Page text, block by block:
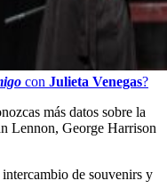
con Julieta Venegas?
más datos sobre la
Lennon, George Harrison
de souvenirs y